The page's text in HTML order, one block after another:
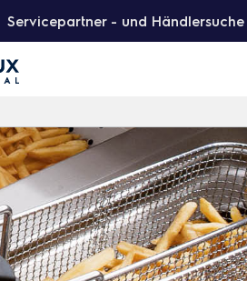
Servicepartner - und Händlersuche